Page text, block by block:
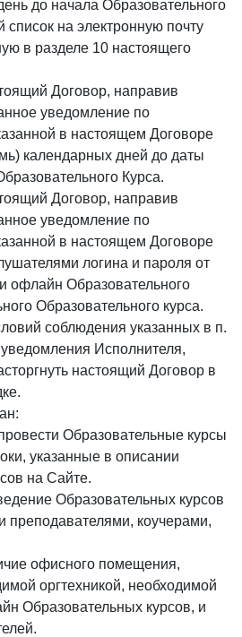
до начала Образовательного
список на электронную почту
в разделе 10 настоящего
Договор, направив
уведомление по
в настоящем Договоре
календарных дней до даты
Курса.
Договор, направив
уведомление по
в настоящем Договоре
логина и пароля от
офлайн Образовательного
Образовательного курса.
соблюдения указанных в п.
Исполнителя,
настоящий Договор в
Образовательные курсы
указанные в описании
на Сайте.
Образовательных курсов
коучерами,
офисного помещения,
оргтехникой, необходимой
Образовательных курсов, и